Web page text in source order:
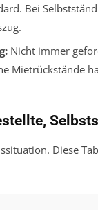
Bei
Nicht immer
Mietrückstände
Diese